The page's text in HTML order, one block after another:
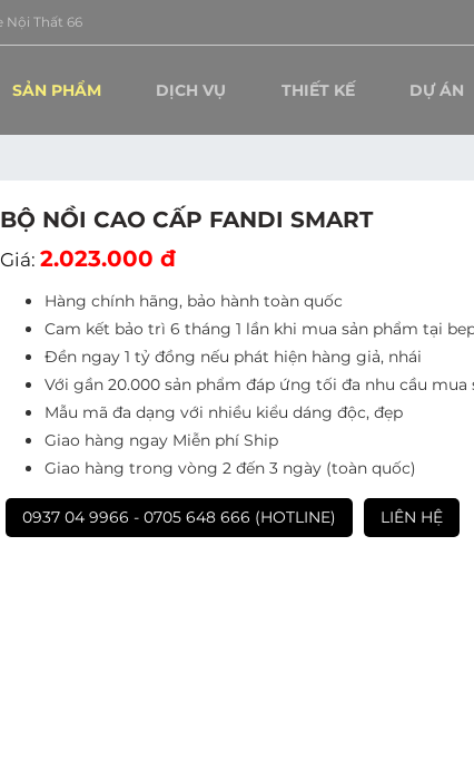
SẢN PHẨM DỊCH VỤ THIẾT KẾ DỰ ÁN
BỘ NỒI CAO CẤP FANDI SMART
Giá: 2.023.000 đ
Hàng chính hãng, bảo hành toàn quốc
Cam kết bảo trì 6 tháng 1 lần khi mua sản phẩm tại
Đền ngay 1 tỷ đồng nếu phát hiện hàng giả, nhái
Với gần 20.000 sản phẩm đáp ứng tối đa nhu cầu mua
Mẫu mã đa dạng với nhiều kiểu dáng độc, đẹp
Giao hàng ngay Miễn phí Ship
Giao hàng trong vòng 2 đến 3 ngày (toàn quốc)
0937 04 9966 - 0705 648 666 (HOTLINE) LIÊN HỆ